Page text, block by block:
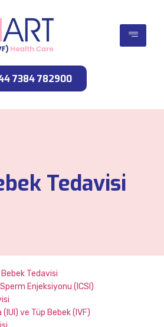
7384 782900
Tedavisi
Tedavisi
Enjeksiyonu (ICSI)
(IUI) ve Tüp Bebek (IVF)